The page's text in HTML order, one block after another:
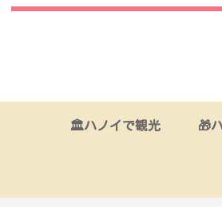
🏛ハノイで観光 🎁